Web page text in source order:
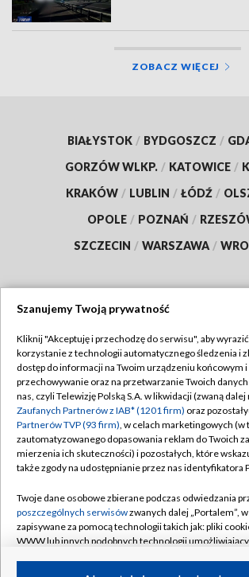
ZOBACZ WIĘCEJ
BIAŁYSTOK / BYDGOSZCZ /
GORZÓW WLKP. / KATOWICE /
KRAKÓW / LUBLIN / ŁÓDŹ /
OPOLE / POZNAŃ /
SZCZECIN / WARSZAWA /
TVP
Abonament TVP
Emisja w TVP
Centrum informacji TVP
Naziemna Telewizja Cyfrowa
Rada Programowa
System NOS
Informacje o nadawcy
Regulamin TVP
Polityka prywatności
Moje zgody
Pomoc
Kontakt
Kanały
Szanujemy Twoją prywatność
Kliknij "Akceptuję i przechodzę do serwisu", aby
korzystanie z technologii automatycznego śledzenia i
dostęp do informacji na Twoim urządzeniu końcowym i
przechowywanie oraz na przetwarzanie Twoich
nas, czyli Telewizję Polską S.A. w likwidacji (zwaną dalej
Zaufanych Partnerów z IAB* (1201 firm) oraz
Partnerów TVP (93 firm), w celach marketingowych (w
zautomatyzowanego dopasowania reklam do Twoich
mierzenia ich skuteczności) i pozostałych, które
także zgody na udostępnianie przez nas identyfikatora
Twoje dane osobowe zbierane podczas odwiedzania
poszczególnych serwisówzwanych dalej „Portalem”,
zapisywane za pomocą technologii takich jak: pliki
WWW lub innych podobnych technologii